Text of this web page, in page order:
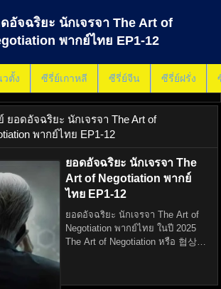
อัจฉริยะ นักเจรจา The Art of
พากย์ไทย EP1-12
ตั้ง ซีรี่ย์เกาหลี ซีรี่ย์จีน ซีรี่ย์ฝรั่ง
ยอดอัจฉริยะ นักเจรจา The Art of
พากย์ไทย EP1-12
ยอดอัจฉริยะ นักเจรจา The
Art of Negotiation พากย์
ไทย EP1-12
ยอดอัจฉริยะ นักเจรจา The Art of
Negotiation พากย์ไทย ในปี 2025
The Art of Negotiation หรือ 협상의
เจรจาผู้เชี่ยวชาญในการแก้ไขวิกฤต